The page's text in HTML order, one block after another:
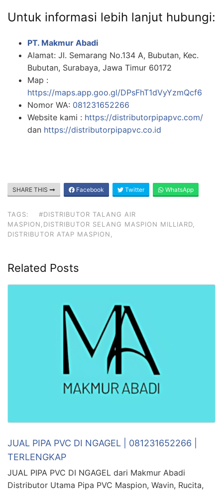
Untuk informasi lebih lanjut hubungi:
PT. Makmur Abadi
Alamat: Jl. Semarang No.134 A, Bubutan, Kec.
Bubutan, Surabaya, Jawa Timur 60172
Map :
https://maps.app.goo.gl/DPsFhT1dVyYzmQcf6
Nomor WA: 081231652266
Website kami : https://distributorpipapvc.com/
dan https://distributorpipapvc.co.id
SHARE THIS Facebook Twitter WhatsApp
TAGS:
#DISTRIBUTOR TALANG AIR
MASPION,DISTRIBUTOR SELANG MASPION MILLIARD,
DISTRIBUTOR ATAP MASPION,
Related Posts
JUAL PIPA PVC DI NGAGEL | 081231652266 |
TERLENGKAP
JUAL PIPA PVC DI NGAGEL dari Makmur Abadi
Distributor Utama Pipa PVC Maspion, Wavin, Rucita,